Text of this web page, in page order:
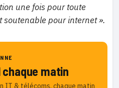
une fois pour toute
soutenable pour internet ».
matin
IT & télécoms, chaque matin